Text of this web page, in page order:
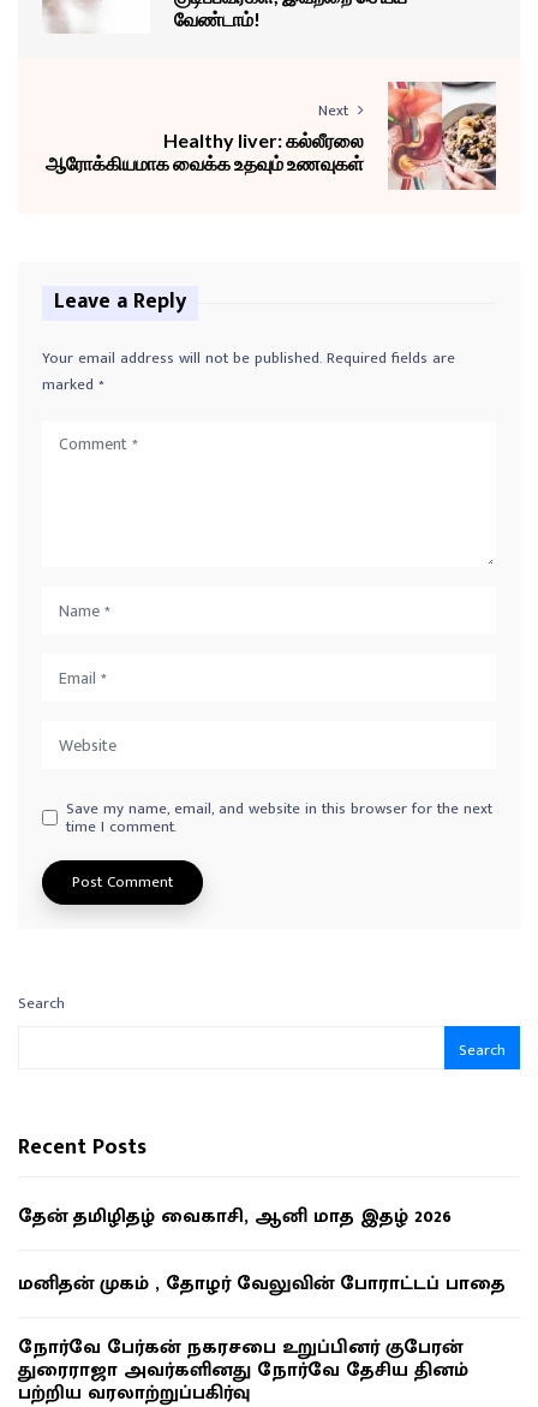
வேண்டாம்!
Next
Healthy liver: கல்லீரலை
ஆரோக்கியமாக வைக்க உதவும் உணவுகள்
Leave a Reply
Your email address will not be published.Required fields are
marked *
Save my name, email, and website in this browser for the next
time I comment.
Search
Search
Recent Posts
தேன் தமிழிதழ் வைகாசி, ஆனி மாத இதழ் 2026
மனிதன் முகம் , தோழர் வேலுவின் போராட்டப் பாதை
நோர்வே பேர்கன் நகரசபை உறுப்பினர் குபேரன்
துரைராஜா அவர்களினது நோர்வே தேசிய தினம்
பற்றிய வரலாற்றுப்பகிர்வு